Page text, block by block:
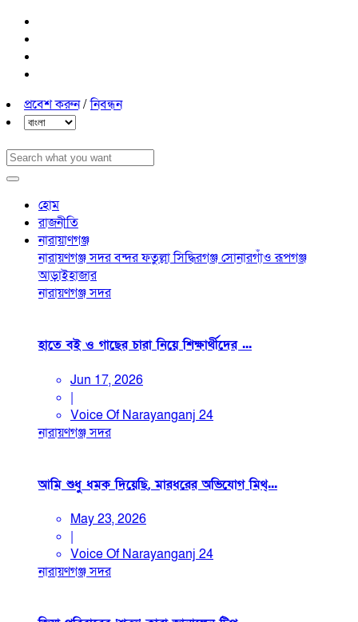
প্রবেশ করুন/নিবন্ধন
হোম
রাজনীতি
নারায়াণগঞ্জ
নারায়ণগঞ্জ সদরবন্দরফতুল্লাসিদ্ধিরগঞ্জসোনারগাঁওরূপগঞ্জ
আড়াইহাজার
নারায়ণগঞ্জ সদর
হাতে বই ও গাছের চারা নিয়ে শিক্ষার্থীদের ...
Jun 17, 2026
|
Voice Of Narayanganj 24
নারায়ণগঞ্জ সদর
আমি শুধু ধমক দিয়েছি, মারধরের অভিযোগ মিথ্...
May 23, 2026
|
Voice Of Narayanganj 24
নারায়ণগঞ্জ সদর